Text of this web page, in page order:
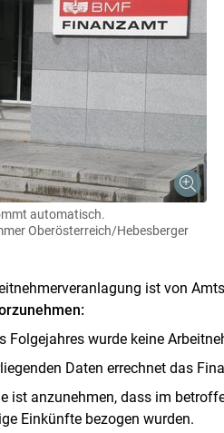
automatisch.
Oberösterreich/Hebesberger
ist von
Folgejahres wurde keine
Daten errechnet das
ist anzunehmen, dass im
Einkünfte bezogen wurden.